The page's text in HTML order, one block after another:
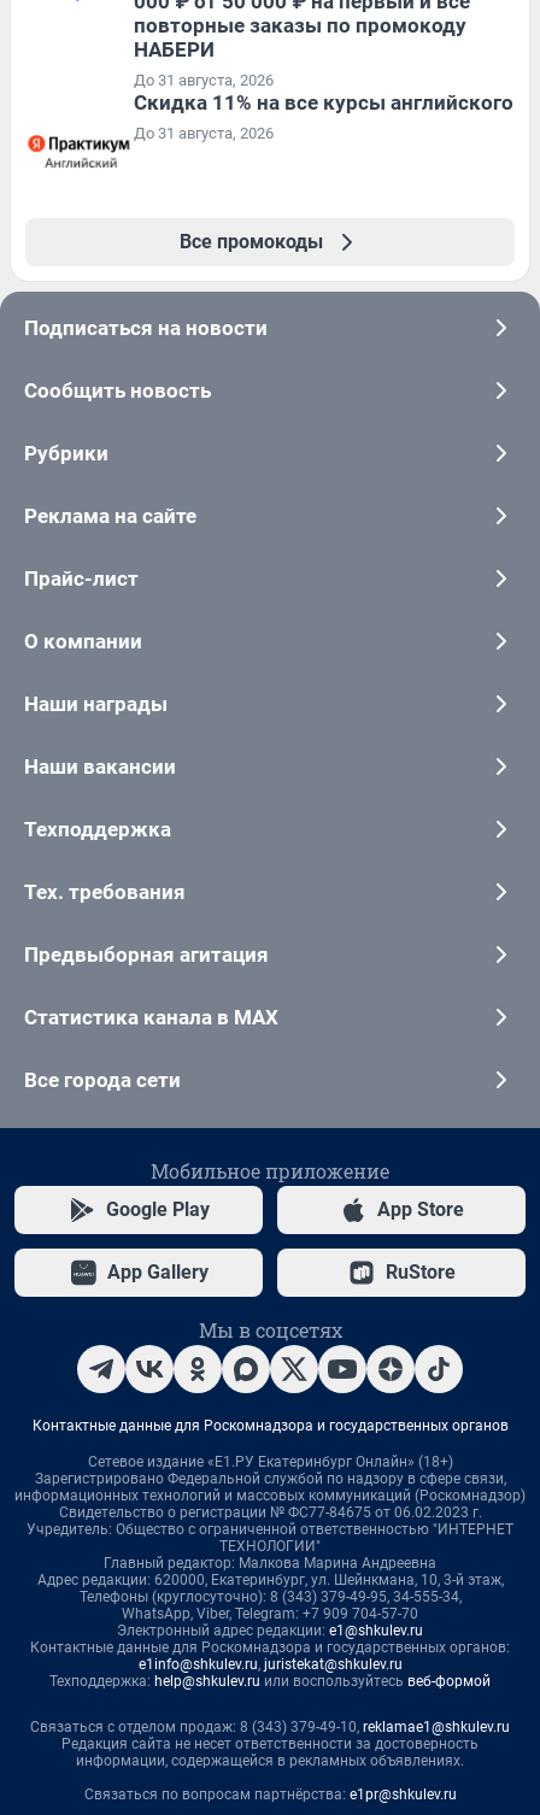
повторные заказы по промокоду
НАБЕРИ
До 31 августа, 2026
Скидка 11% на все курсы английского
До 31 августа, 2026
Все промокоды
Подписаться на новости
Сообщить новость
Рубрики
Реклама на сайте
Прайс-лист
О компании
Наши награды
Наши вакансии
Техподдержка
Тех. требования
Предвыборная агитация
Статистика канала в MAX
Все города сети
Мобильное приложение
Google Play App Store
App Gallery RuStore
Мы в соцсетях
Контактные данные для Роскомнадзора и государственных органов
Сетевое издание «Е1.РУ Екатеринбург Онлайн» (18+)
Зарегистрировано Федеральной службой по надзору в сфере связи,
информационных технологий и массовых коммуникаций (Роскомнадзор)
Свидетельство о регистрации № ФС77-84675 от 06.02.2023 г.
Учредитель: Общество с ограниченной ответственностью "ИНТЕРНЕТ
ТЕХНОЛОГИИ"
Главный редактор: Малкова Марина Андреевна
Адрес редакции: 620000, Екатеринбург, ул. Шейнкмана, 10, 3-й этаж,
Телефоны (круглосуточно): 8 (343) 379-49-95, 34-555-34,
WhatsApp, Viber, Telegram: +7 909 704-57-70
Электронный адрес редакции: e1@shkulev.ru
Контактные данные для Роскомнадзора и государственных органов:
e1info@shkulev.ru, juristekat@shkulev.ru
Техподдержка: help@shkulev.ru или воспользуйтесь веб-формой
Связаться с отделом продаж: 8 (343) 379-49-10, reklamae1@shkulev.ru
Редакция сайта не несет ответственности за достоверность
информации, содержащейся в рекламных объявлениях.
Связаться по вопросам партнёрства: e1pr@shkulev.ru